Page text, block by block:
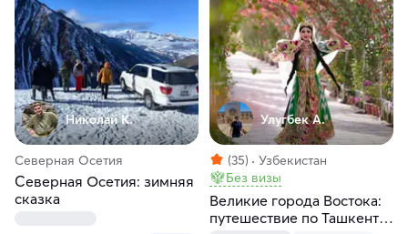
Николай К.
Северная Осетия
Северная Осетия: зимняя
сказка
Улугбек А.
(35)
Узбекистан
Без визы
Великие города Востока:
путешествие по Ташкенту,